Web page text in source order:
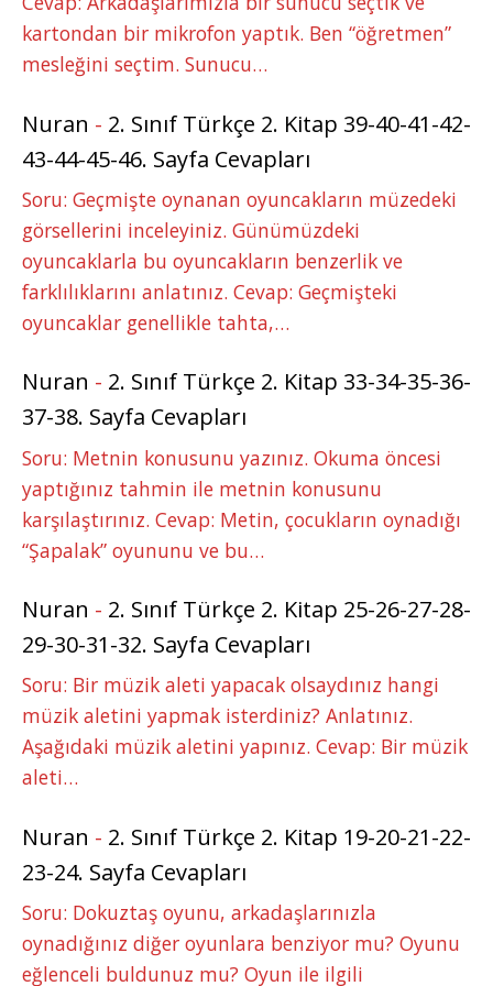
kartondan bir mikrofon yaptık. Ben “öğretmen”
mesleğini seçtim. Sunucu…
Nuran - 2. Sınıf Türkçe 2. Kitap 39-40-41-42-
43-44-45-46. Sayfa Cevapları
Soru: Geçmişte oynanan oyuncakların müzedeki
görsellerini inceleyiniz. Günümüzdeki
oyuncaklarla bu oyuncakların benzerlik ve
farklılıklarını anlatınız. Cevap: Geçmişteki
oyuncaklar genellikle tahta,…
Nuran - 2. Sınıf Türkçe 2. Kitap 33-34-35-36-
37-38. Sayfa Cevapları
Soru: Metnin konusunu yazınız. Okuma öncesi
yaptığınız tahmin ile metnin konusunu
karşılaştırınız. Cevap: Metin, çocukların oynadığı
“Şapalak” oyununu ve bu…
Nuran - 2. Sınıf Türkçe 2. Kitap 25-26-27-28-
29-30-31-32. Sayfa Cevapları
Soru: Bir müzik aleti yapacak olsaydınız hangi
müzik aletini yapmak isterdiniz? Anlatınız.
Aşağıdaki müzik aletini yapınız. Cevap: Bir müzik
aleti…
Nuran - 2. Sınıf Türkçe 2. Kitap 19-20-21-22-
23-24. Sayfa Cevapları
Soru: Dokuztaş oyunu, arkadaşlarınızla
oynadığınız diğer oyunlara benziyor mu? Oyunu
eğlenceli buldunuz mu? Oyun ile ilgili